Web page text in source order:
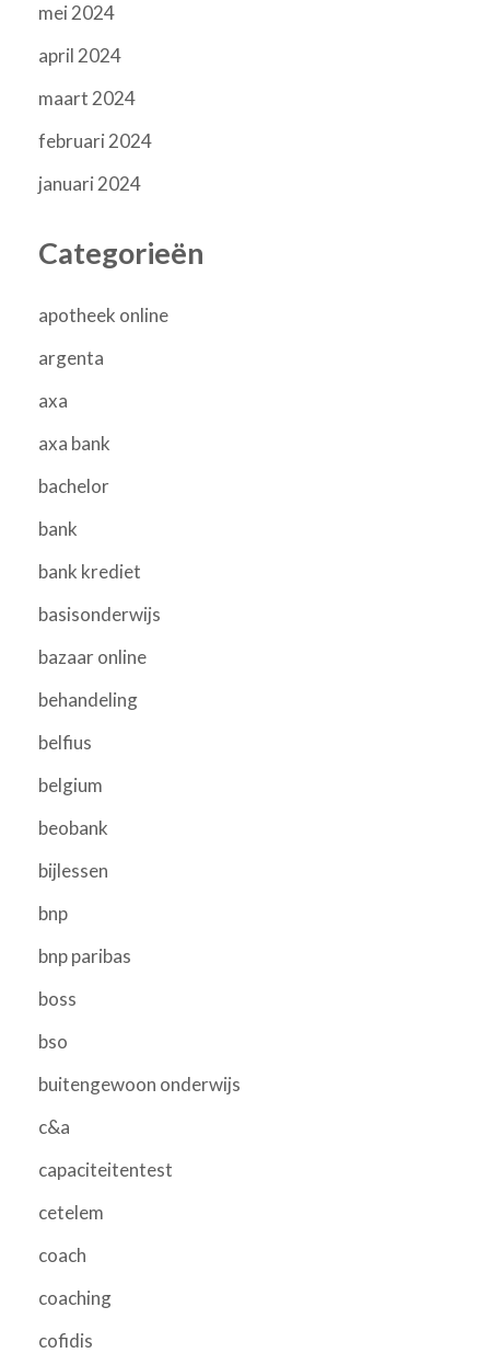
mei 2024
april 2024
maart 2024
februari 2024
januari 2024
Categorieën
apotheek online
argenta
axa
axa bank
bachelor
bank
bank krediet
basisonderwijs
bazaar online
behandeling
belfius
belgium
beobank
bijlessen
bnp
bnp paribas
boss
bso
buitengewoon onderwijs
c&a
capaciteitentest
cetelem
coach
coaching
cofidis